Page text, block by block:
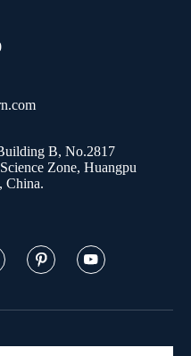
B, No.2817
Zone, Huangpu
China.
 